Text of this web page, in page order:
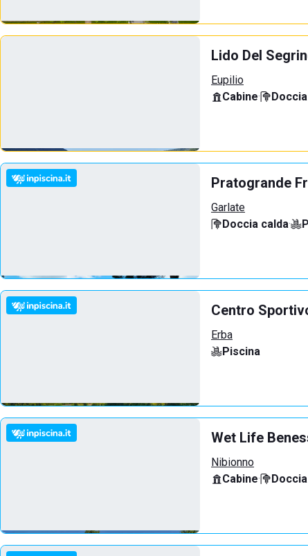
Lido Del
Eupilio
Cabine·
Pratogrande
Garlate
Doccia calda·
Centro
Erba
Piscina
Wet Life
Nibionno
Cabine·